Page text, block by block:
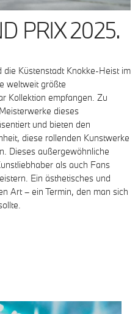
PRIX 2025.
Küstenstadt Knokke-Heist im
weltweit größte
Kollektion empfangen. Zu
dieses
und bieten den
diese rollenden Kunstwerke
Dieses außergewöhnliche
als auch Fans
Ein ästhetisches und
Art – ein Termin, den man sich